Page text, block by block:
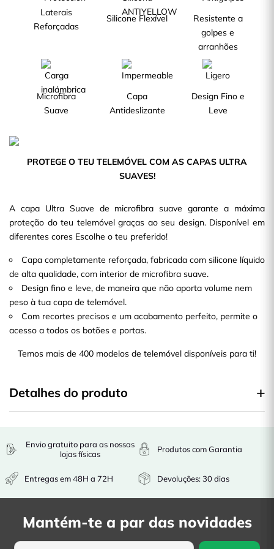
Laterais
Reforçadas
Silicone Flexível
Resistente a
golpes e
arranhões
Microfibra
Suave
Capa
Antideslizante
Design Fino e
Leve
PROTEGE O TEU TELEMÓVEL COM AS CAPAS ULTRA
SUAVES!
A capa Ultra Suave de microfibra suave garante a máxima
proteção do teu telemóvel graças ao seu design. Disponível em
diferentes cores Escolhe o teu preferido!
Capa completamente reforçada, fabricada com silicone líquido
de alta qualidade, com interior de microfibra suave.
Design fino e leve, de maneira que não aporta volume nem
peso à tua capa de telemóvel.
Com recortes precisos e um acabamento perfeito, permite o
acesso a todos os botões e portas.
Temos mais de 400 modelos de telemóvel disponíveis para ti!
Detalhes do produto
Envio gratuito para as nossas
lojas físicas
Entregas em 48H a 72H
Produtos com Garantia
Devoluções: 30 dias
Mantém-te a par das novidades